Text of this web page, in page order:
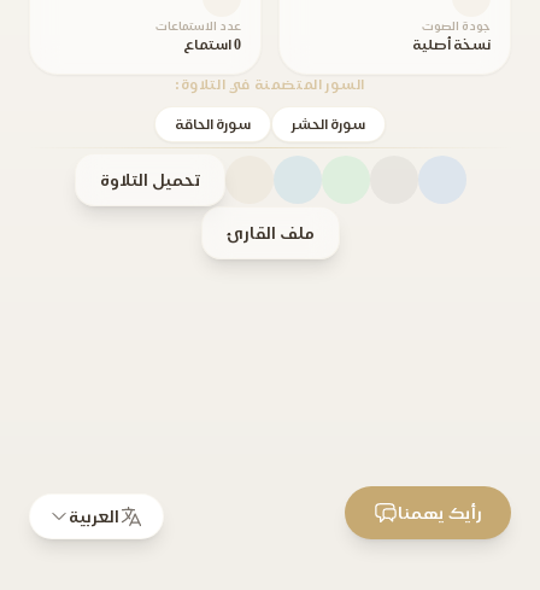
جودة الصوت
نسخة أصلية
عدد الاستماعات
0 استماع
السور المتضمنة في التلاوة:
سورة الحشر سورة الحاقة
تحميل التلاوة
ملف القارئ
العربية رأيك يهمنا